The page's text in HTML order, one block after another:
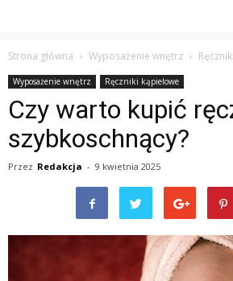
Strona główna Wyposażenie wnętrz
Wyposażenie wnętrz Ręczniki kąpielowe
Czy warto kupić
szybkoschnący?
Przez Redakcja - 9 kwietnia 2025